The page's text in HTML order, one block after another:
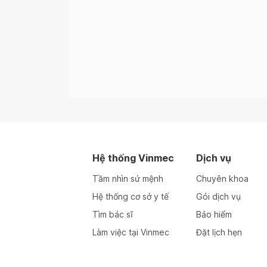
Hệ thống Vinmec
Tầm nhìn sứ mệnh
Hệ thống cơ sở y tế
Tìm bác sĩ
Làm việc tại Vinmec
Dịch vụ
Chuyên khoa
Gói dịch vụ
Bảo hiểm
Đặt lịch hẹn